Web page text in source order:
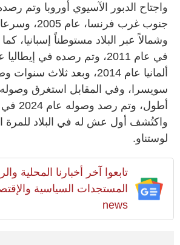
واجتاح الدبور الآسيوي أوروبا وتم
جنوب غرب
وشمالاً عبر البلاد مستوطناً إسبانيا،
ألمانيا عام 2014، وبعد ثلاث
سويسرا، وفي المقابل استغرق وصوله
أطول،
واكتُشف أول عش له في البلاد للمرة
لوستناو.
تابعوا آخر أخبارنا المحلية
news